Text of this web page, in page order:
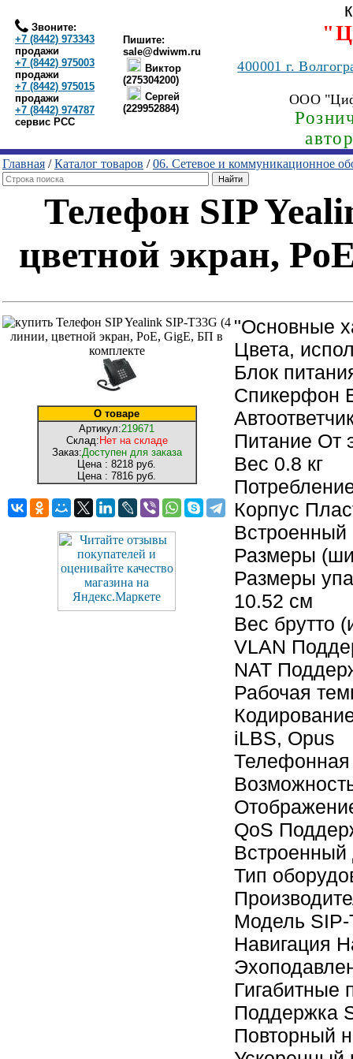
Звоните:
+7 (8442) 973343
продажи
+7 (8442) 975003
продажи
+7 (8442) 975015
продажи
+7 (8442) 974787
сервис РСС
Пишите:
sale@dwiwm.ru
Виктор
(275304200)
Сергей
(229952884)
400001г.
ООО
Главная /Каталог товаров /06. Сетевое и коммуникационное
Телефон SIP
цветной экран,
О товаре
Артикул:219671
Склад: Нет на складе
Заказ:Доступен для заказа
Цена : 8218 руб.
Цена : 7816 руб.
"Основные
Цвета,
Блок
Спикерфон
Питание От
Вес 0.8 кг
Корпус
Размеры
Размеры
10.52 см
Вес брутто
VLAN
NAT
Рабочая
iLBS, Opus
Телефонная
QoS
Встроенный
Тип
Модель SIP-
Навигация
Гигабитные
Поддержка
Повторный